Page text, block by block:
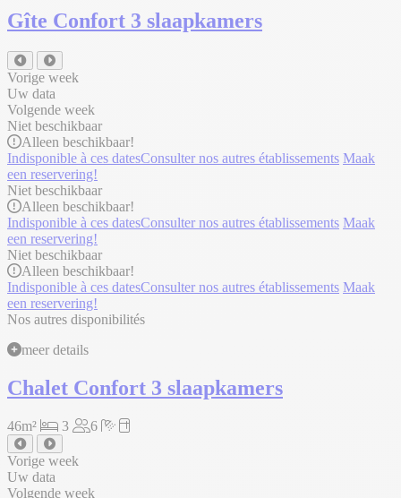
Gîte Confort 3 slaapkamers
Vorige week
Uw data
Volgende week
Niet beschikbaar
Alleen beschikbaar!
Indisponible à ces datesConsulter nos autres établissements Maak
een reservering!
Niet beschikbaar
Alleen beschikbaar!
Indisponible à ces datesConsulter nos autres établissements Maak
een reservering!
Niet beschikbaar
Alleen beschikbaar!
Indisponible à ces datesConsulter nos autres établissements Maak
een reservering!
Nos autres disponibilités
meer details
Chalet Confort 3 slaapkamers
46m² 3 6
Vorige week
Uw data
Volgende week